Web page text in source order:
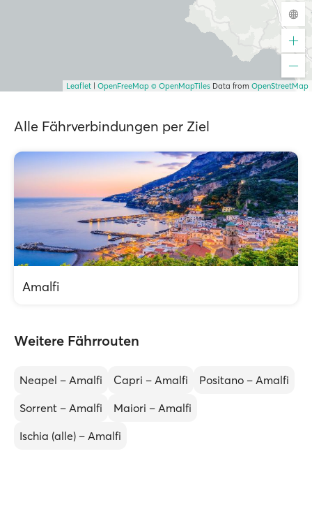
Leaflet OpenFreeMap © OpenMapTiles Data from OpenStreetMap
Alle Fährverbindungen per Ziel
Amalfi
Weitere Fährrouten
Neapel – Amalfi Capri – Amalfi
Positano – Amalfi
Sorrent – Amalfi
Maiori – Amalfi
Ischia (alle) – Amalfi